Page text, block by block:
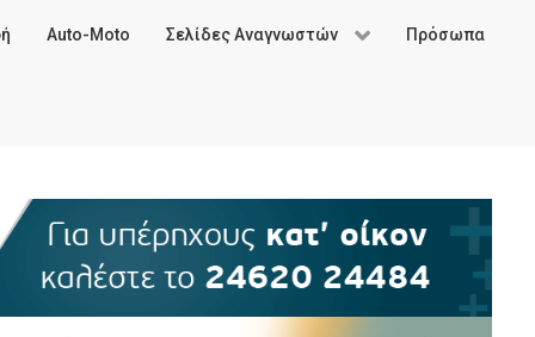
Auto-Moto Σελίδες Αναγνωστών Πρόσωπα